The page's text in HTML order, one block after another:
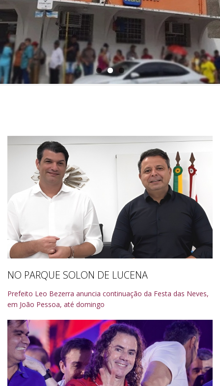
NO PARQUE SOLON DE LUCENA
Prefeito Leo Bezerra anuncia continuação da Festa das Neves,
em João Pessoa, até domingo